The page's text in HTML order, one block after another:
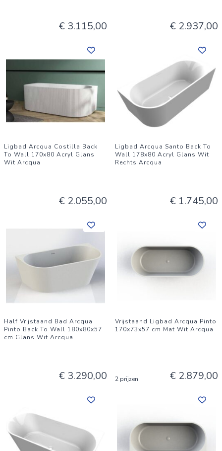
€ 3.115,00 € 2.937,00
Ligbad Arcqua Costilla Back
To Wall 170x80 Acryl Glans
Wit Arcqua
€ 2.055,00
Ligbad Arcqua Santo Back To
Wall 178x80 Acryl Glans Wit
Rechts Arcqua
€ 1.745,00
Half Vrijstaand Bad Arcqua
Pinto Back To Wall 180x80x57
cm Glans Wit Arcqua
€ 3.290,00
Vrijstaand Ligbad Arcqua Pinto
170x73x57 cm Mat Wit Arcqua
2 prijzen € 2.879,00